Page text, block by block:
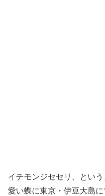
イチモンジセセリ、とい
愛い蝶に東京・伊豆大島